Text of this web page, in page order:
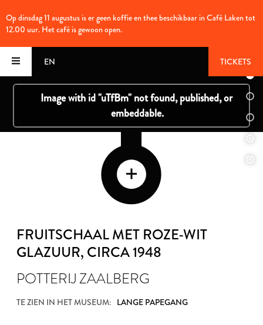
Op dinsdag 11 augustus is er geen koffie en thee beschikbaar in Café Laken tot
12.00 uur. Het café is gewoon open.
EN TICKETS
FRUITSCHAAL MET ROZE-WIT
GLAZUUR, CIRCA 1948
POTTERIJ ZAALBERG
TE ZIEN IN HET MUSEUM: LANGE PAPEGANG